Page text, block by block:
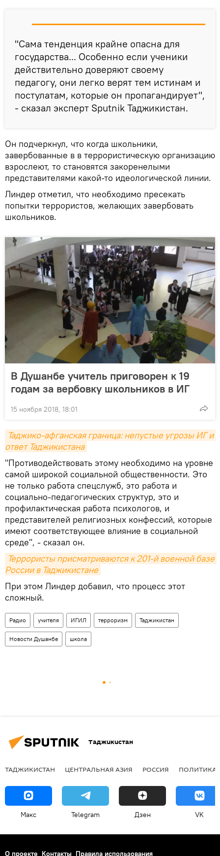
"Сама тенденция крайне опасна для
государства... Особенно если ученики
действительно доверяют своему
педагогу, они легко верят тем истинам и
постулатам, которые он пропагандирует",
- сказал эксперт Sputnik Таджикистан.
Он подчеркнул, что когда школьники,
завербованные в в террористическую организацию
взрослеют, то становятся закоренелыми
представителями какой-то идеологической линии.
Линдер отметил, что необходимо пресекать
попытки террористов, желающих завербовать
школьников.
В Душанбе учитель приговорен к 19
годам за вербовку школьников в ИГ
15 ноября 2018, 18:01
Таджико-афганская граница: непустые угрозы ИГ и
ответ Таджикистана
"Противодействовать этому необходимо на уровне
самой широкой социальной общественности. Это
не только работа спецслужб, это работа и
социально-педагогических структур, это и
профилактическая работа психологов, и
представителей религиозных конфессий, которые
имеют соответствующее влияние в социальной
среде", - сказал он.
Террористы присматриваются к 201-й военной базе
России в Таджикистане
При этом Линдер добавил, что процесс этот
сложный.
Радио учителя ИГИЛ терроризм Таджикистан
Новости Душанбе школа
Таджикистан
ТАДЖИКИСТАН ЦЕНТРАЛЬНАЯ АЗИЯ РОССИЯ ПОЛИТИКА
Макс Telegram Дзен VK
О проекте Контакты Правила использования